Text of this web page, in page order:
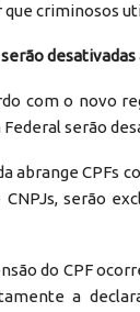
criminosos
serão
com o novo
Federal serão
abrange CPFs
CNPJs, serão
do CPF
a